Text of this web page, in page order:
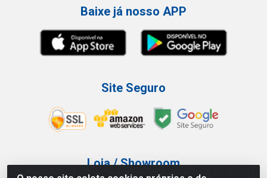
Baixe já nosso APP
Site Seguro
Loja / Showroom